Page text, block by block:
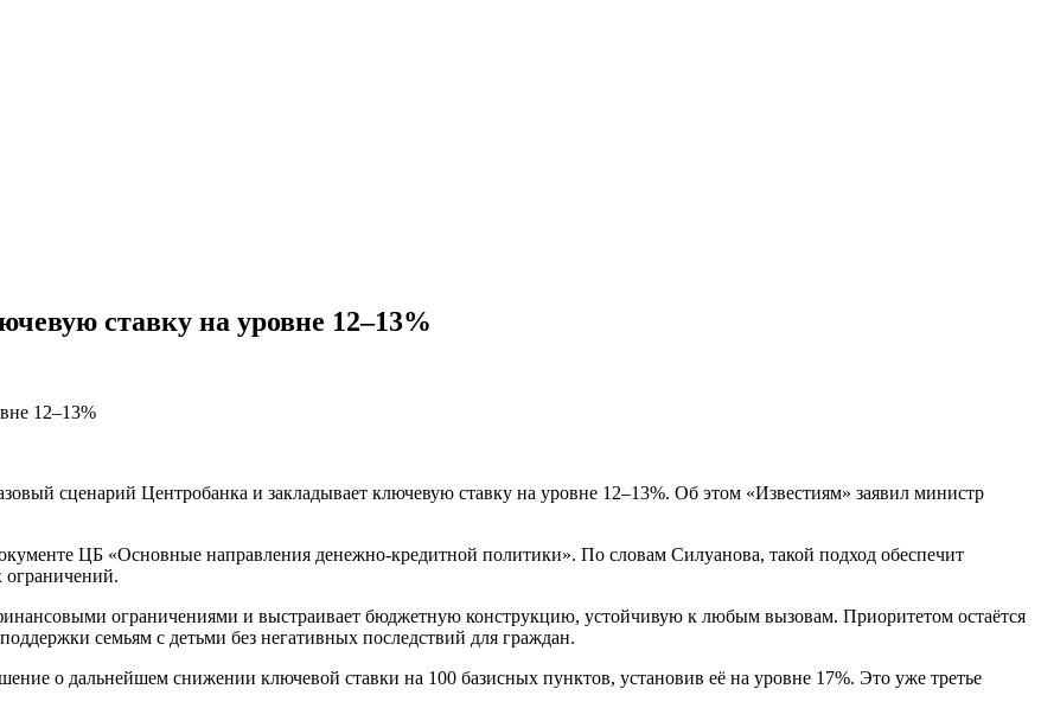
ставку на уровне 12–13%
сценарий Центробанка и закладывает ключевую ставку на уровне 12–13%. Об этом «Известиям» заявил министр
ЦБ «Основные направления денежно-кредитной политики». По словам Силуанова, такой подход обеспечит
ограничений.
ограничениями и выстраивает бюджетную конструкцию, устойчивую к любым вызовам. Приоритетом остаётся
семьям с детьми без негативных последствий для граждан.
о дальнейшем снижении ключевой ставки на 100 базисных пунктов, установив её на уровне 17%. Это уже третье